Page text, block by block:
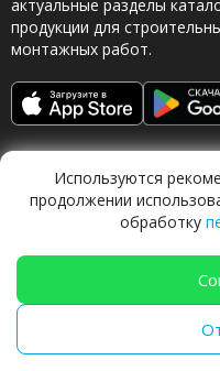
актуальные разделы
продукции для
монтажных работ.
Обращаясь в наш магазин,
ИИ
Используются
продолжении
обработку